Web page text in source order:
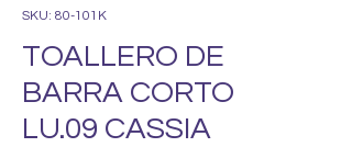
SKU: 80-101K
TOALLERO DE
BARRA CORTO
LU.09 CASSIA